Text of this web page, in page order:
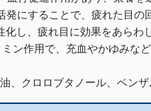
にすることで、疲れた目の
し、疲れ目に効果をあらわ
ン作用で、充血やかゆみな
クロロブタノール、ベン